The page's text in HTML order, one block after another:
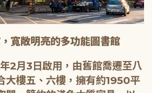
寬敞明亮的多功能圖書館
2月3日啟用，由舊館喬遷至八
大樓五、六樓，擁有約1950平